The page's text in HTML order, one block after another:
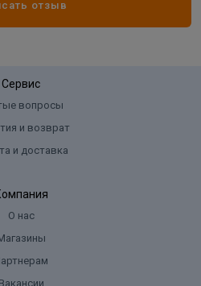
отзыв
Сервис
вопросы
и возврат
и доставка
О нас
Вакансии